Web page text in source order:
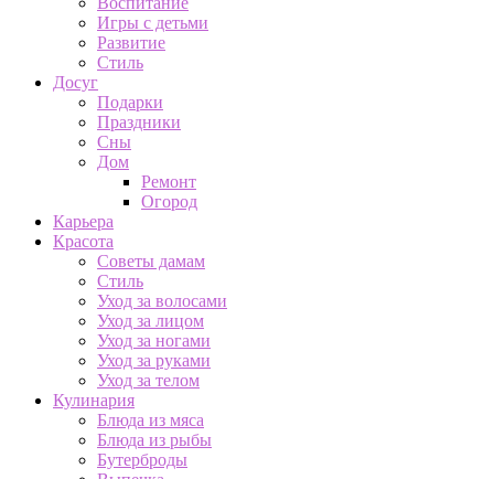
Игры с детьми
Развитие
Стиль
Досуг
Подарки
Праздники
Сны
Дом
Ремонт
Огород
Карьера
Красота
Советы дамам
Стиль
Уход за волосами
Уход за лицом
Уход за ногами
Уход за руками
Уход за телом
Кулинария
Блюда из мяса
Блюда из рыбы
Бутерброды